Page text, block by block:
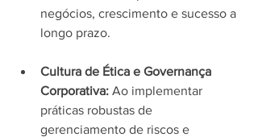
negócios, crescimento e sucesso a
longo prazo.
Cultura de Ética e Governança
Corporativa: Ao implementar
práticas robustas de
gerenciamento de riscos e